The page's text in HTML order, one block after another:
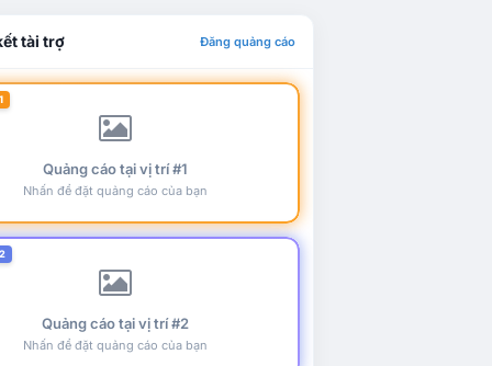
tài trợ Đăng quảng cáo
Quảng cáo tại vị trí #1
Nhấn để đặt quảng cáo của bạn
Quảng cáo tại vị trí #2
Nhấn để đặt quảng cáo của bạn